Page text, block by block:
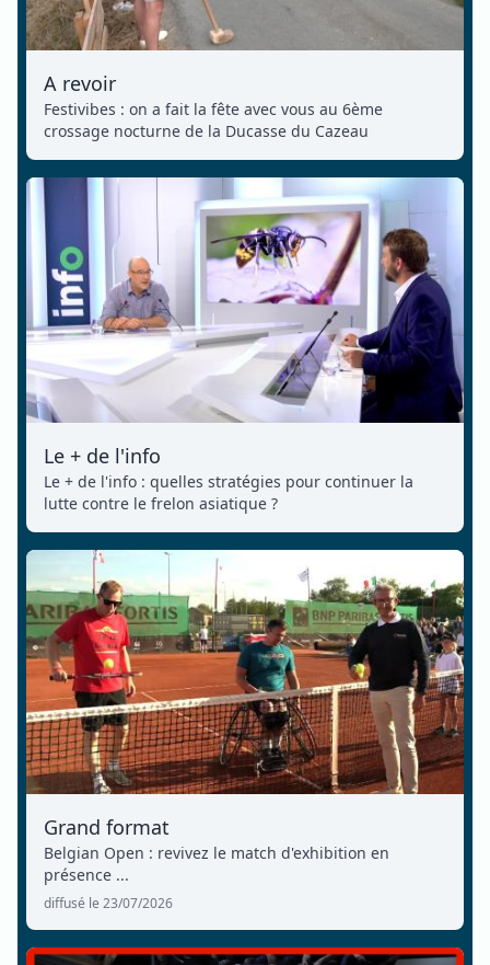
A revoir
Festivibes : on a fait la fête avec vous au 6ème
crossage nocturne de la Ducasse du Cazeau
Le + de l'info
Le + de l'info : quelles stratégies pour continuer la
lutte contre le frelon asiatique ?
Grand format
Belgian Open : revivez le match d'exhibition en
présence ...
diffusé le 23/07/2026